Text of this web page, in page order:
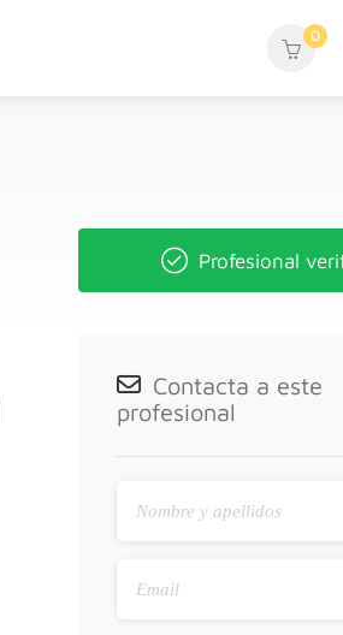
0
Profesional
Contacta a este
profesional